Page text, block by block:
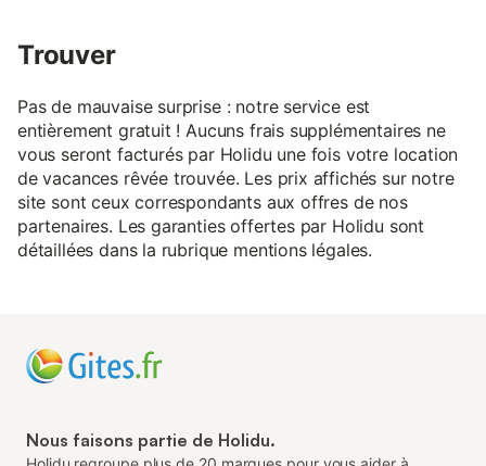
Trouver
Pas de mauvaise surprise : notre service est
entièrement gratuit ! Aucuns frais supplémentaires ne
vous seront facturés par Holidu une fois votre location
de vacances rêvée trouvée. Les prix affichés sur notre
site sont ceux correspondants aux offres de nos
partenaires. Les garanties offertes par Holidu sont
détaillées dans la rubrique mentions légales.
Nous faisons partie de Holidu.